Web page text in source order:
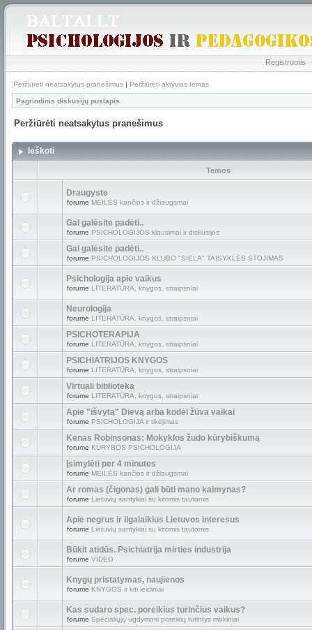
Registruotis
Peržiūrėti neatsakytus pranešimus | Peržiūrėti aktyvias temas
Pagrindinis diskusijų puslapis
Peržiūrėti neatsakytus pranešimus
Ieškoti
Temos
Draugyste
forume MEILĖS kančios ir džiaugsmai
Gal galėsite padėti..
forume PSICHOLOGIJOS klausimai ir diskusijos
Gal galėsite padėti..
forume PSICHOLOGIJOS KLUBO "SIELA" TAISYKLĖS.STOJIMAS
Psichologija apie vaikus
forume LITERATŪRA, knygos, straipsniai
Neurologija
forume LITERATŪRA, knygos, straipsniai
PSICHOTERAPIJA
forume LITERATŪRA, knygos, straipsniai
PSICHIATRIJOS KNYGOS
forume LITERATŪRA, knygos, straipsniai
Virtuali biblioteka
forume LITERATŪRA, knygos, straipsniai
Apie "išvytą" Dievą arba kodėl žūva vaikai
forume PSICHOLOGIJA ir tikėjimas
Kenas Robinsonas: Mokyklos žudo kūrybiškumą
forume KŪRYBOS PSICHOLOGIJA
Įsimylėti per 4 minutes
forume MEILĖS kančios ir džiaugsmai
Ar romas (čigonas) gali būti mano kaimynas?
forume Lietuvių santykiai su kitomis tautomis
Apie negrus ir ilgalaikius Lietuvos interesus
forume Lietuvių santykiai su kitomis tautomis
Būkit atidūs. Psichiatrija mirties industrija
forume VIDEO
Knygų pristatymas, naujienos
forume KNYGOS ir kiti leidiniai
Kas sudaro spec. poreikius turinčius vaikus?
forume Specialiųjų ugdymosi poreikių turintys mokiniai